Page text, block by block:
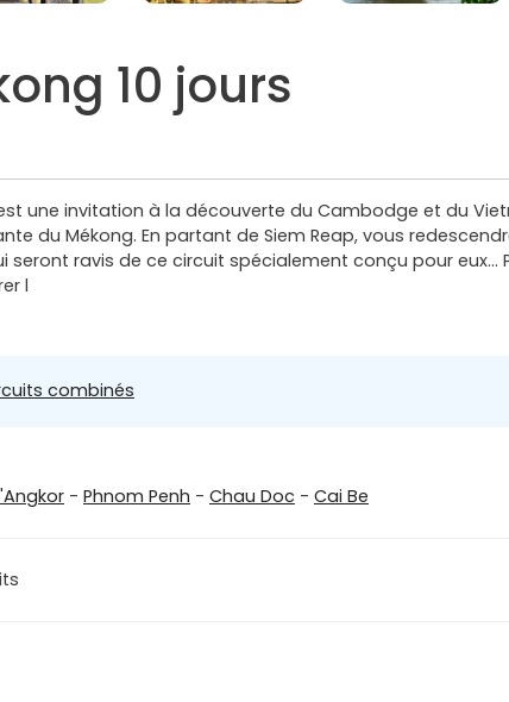
10 jours
est une invitation à la découverte du Cambodge et du
du Mékong. En partant de Siem Reap, vous
seront ravis de ce circuit spécialement conçu pour eux…
l
combinés
- Phnom Penh - Chau Doc - Cai Be